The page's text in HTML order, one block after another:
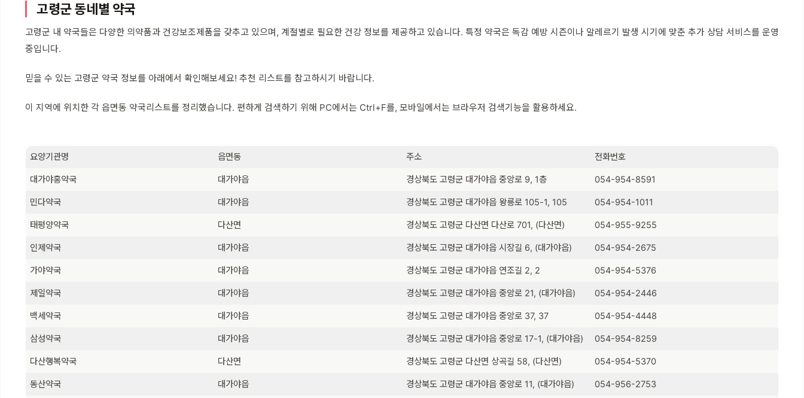
고령군 동네별 약국
고령군 내 약국들은 다양한 의약품과 건강보조제품을 갖추고 있으며, 계절별로 필요한 건강 정보를 제공하고 있습니다. 특정 약국은 독감 예방 시즌이나 알레르기 발생 시기에 맞춘 추가 상담 서비스를 운영
중입니다.
믿을 수 있는 고령군 약국 정보를 아래에서 확인해보세요! 추천 리스트를 참고하시기 바랍니다.
이 지역에 위치한 각 읍면동 약국리스트를 정리했습니다. 편하게 검색하기 위해 PC에서는 Ctrl+F를, 모바일에서는 브라우저 검색기능을 활용하세요.
요양기관명 읍면동 주소 전화번호
대가야홍약국 대가야읍 경상북도 고령군 대가야읍 중앙로 9, 1층 054-954-8591
민다약국 대가야읍 경상북도 고령군 대가야읍 왕릉로 105-1, 105 054-954-1011
태평양약국 다산면 경상북도 고령군 다산면 다산로 701, (다산면) 054-955-9255
인제약국 대가야읍 경상북도 고령군 대가야읍 시장길 6, (대가야읍) 054-954-2675
가야약국 대가야읍 경상북도 고령군 대가야읍 연조길 2, 2 054-954-5376
제일약국 대가야읍 경상북도 고령군 대가야읍 중앙로 21, (대가야읍) 054-954-2446
백세약국 대가야읍 경상북도 고령군 대가야읍 중앙로 37, 37 054-954-4448
삼성약국 대가야읍 경상북도 고령군 대가야읍 중앙로 17-1, (대가야읍) 054-954-8259
다산행복약국 다산면 경상북도 고령군 다산면 상곡길 58, (다산면) 054-954-5370
동산약국 대가야읍 경상북도 고령군 대가야읍 중앙로 11, (대가야읍) 054-956-2753